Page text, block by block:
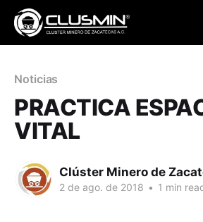
Noticias
PRACTICA
VITAL
Clúster Minero de
2 de ago. de 2018 • 1 min